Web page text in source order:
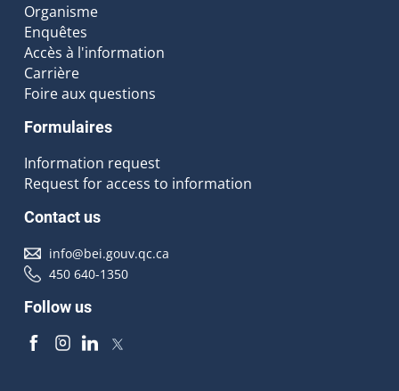
Organisme
Enquêtes
Accès à l'information
Carrière
Foire aux questions
Formulaires
Information request
Request for access to information
Contact us
info@bei.gouv.qc.ca
450 640-1350
Follow us